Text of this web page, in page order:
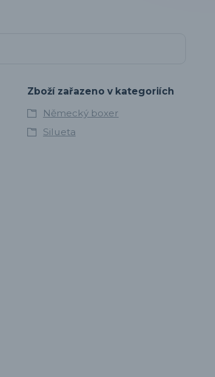
Zboží zařazeno v kategoriích
Německý boxer
Silueta